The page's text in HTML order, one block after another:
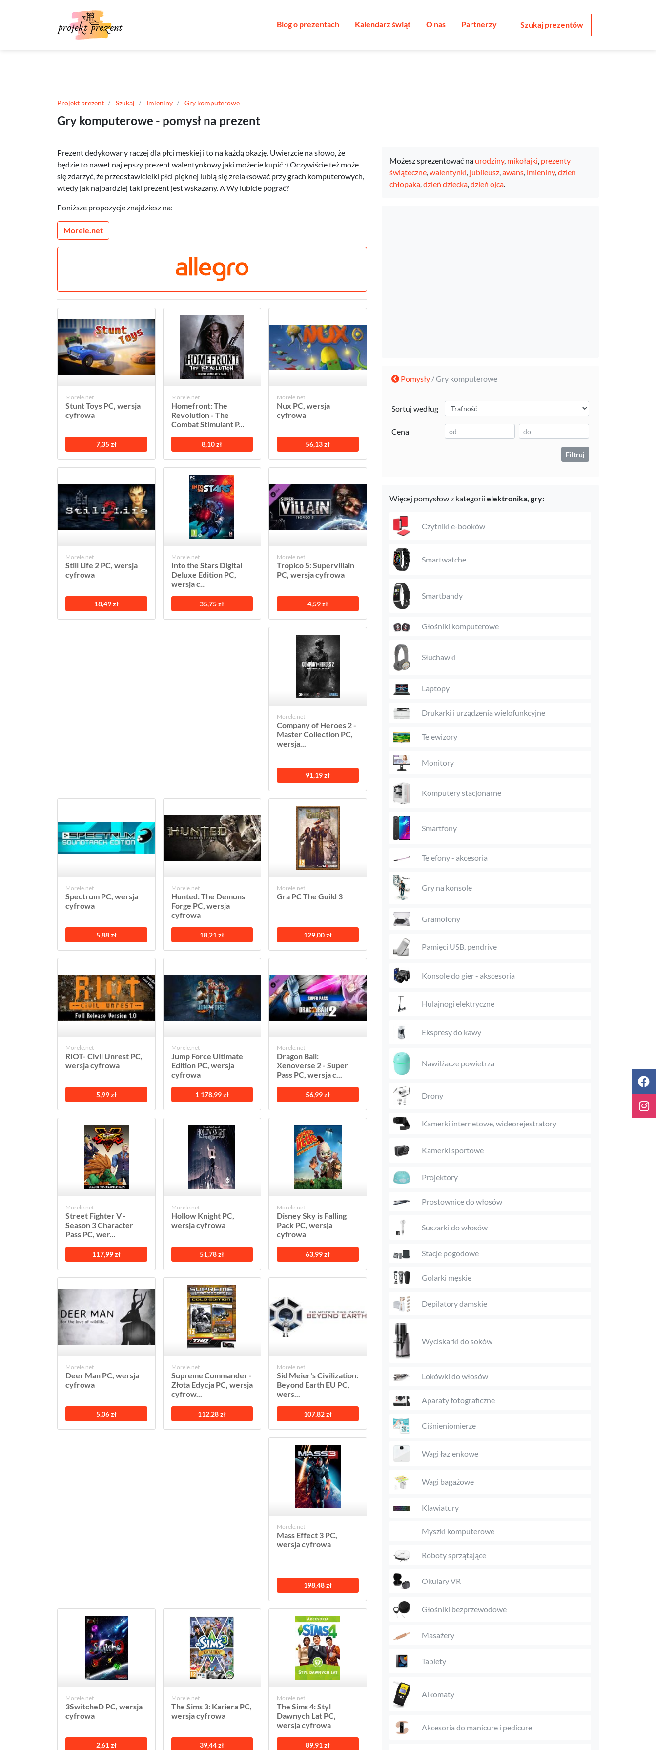
Blog o prezentach Kalendarz świąt O nas Partnerzy Szukaj prezentów
Projekt prezent Szukaj Imieniny Gry komputerowe
Gry komputerowe - pomysł na prezent
Prezent dedykowany raczej dla płci męskiej i to na każdą okazję. Uwierzcie na słowo, że
będzie to nawet najlepszy prezent walentynkowy jaki możecie kupić :) Oczywiście też może
się zdarzyć, że przedstawicielki płci pięknej lubią się zrelaksować przy grach komputerowych,
wtedy jak najbardziej taki prezent jest wskazany. A Wy lubicie pograć?
Poniższe propozycje znajdziesz na:
Morele.net
Morele.net
Stunt Toys PC, wersja
cyfrowa
7,35 zł
Morele.net
Homefront: The
Revolution - The
Combat Stimulant P...
8,10 zł
Morele.net
Nux PC, wersja
cyfrowa
56,13 zł
Morele.net
Still Life 2 PC, wersja
cyfrowa
18,49 zł
Morele.net
Into the Stars Digital
Deluxe Edition PC,
wersja c...
35,75 zł
Morele.net
Tropico 5: Supervillain
PC, wersja cyfrowa
4,59 zł
Morele.net
Company of Heroes 2 -
Master Collection PC,
wersja...
91,19 zł
Morele.net
Spectrum PC, wersja
cyfrowa
5,88 zł
Morele.net
Hunted: The Demons
Forge PC, wersja
cyfrowa
18,21 zł
Morele.net
Gra PC The Guild 3
129,00 zł
Morele.net
RIOT- Civil Unrest PC,
wersja cyfrowa
5,99 zł
Morele.net
Jump Force Ultimate
Edition PC, wersja
cyfrowa
1 178,99 zł
Morele.net
Dragon Ball:
Xenoverse 2 - Super
Pass PC, wersja c...
56,99 zł
Morele.net
Street Fighter V -
Season 3 Character
Pass PC, wer...
117,99 zł
Morele.net
Hollow Knight PC,
wersja cyfrowa
51,78 zł
Morele.net
Disney Sky is Falling
Pack PC, wersja
cyfrowa
63,99 zł
Morele.net
Deer Man PC, wersja
cyfrowa
5,06 zł
Morele.net
Supreme Commander -
Złota Edycja PC, wersja
cyfrow...
112,28 zł
Morele.net
Sid Meier's Civilization:
Beyond Earth EU PC,
wers...
107,82 zł
Morele.net
Mass Effect 3 PC,
wersja cyfrowa
198,48 zł
Morele.net
3SwitcheD PC, wersja
cyfrowa
2,61 zł
Morele.net
The Sims 3: Kariera PC,
wersja cyfrowa
39,44 zł
Morele.net
The Sims 4: Styl
Dawnych Lat PC,
wersja cyfrowa
89,91 zł
Możesz sprezentować na urodziny, mikołajki, prezenty
świąteczne,walentynki, jubileusz,awans, imieniny,dzień
chłopaka,dzień dziecka,dzień ojca.
Pomysły / Gry komputerowe
Sortuj według
Cena
Filtruj
Więcej pomysłow z kategorii elektronika, gry:
Czytniki e-booków
Smartwatche
Smartbandy
Głośniki komputerowe
Słuchawki
Laptopy
Drukarki i urządzenia wielofunkcyjne
Telewizory
Monitory
Komputery stacjonarne
Smartfony
Telefony - akcesoria
Gry na konsole
Gramofony
Pamięci USB, pendrive
Konsole do gier - akscesoria
Hulajnogi elektryczne
Ekspresy do kawy
Nawilżacze powietrza
Drony
Kamerki internetowe, wideorejestratory
Kamerki sportowe
Projektory
Prostownice do włosów
Suszarki do włosów
Stacje pogodowe
Golarki męskie
Depilatory damskie
Wyciskarki do soków
Lokówki do włosów
Aparaty fotograficzne
Ciśnieniomierze
Wagi łazienkowe
Wagi bagażowe
Klawiatury
Myszki komputerowe
Roboty sprzątające
Okulary VR
Głośniki bezprzewodowe
Masażery
Tablety
Alkomaty
Akcesoria do manicure i pedicure